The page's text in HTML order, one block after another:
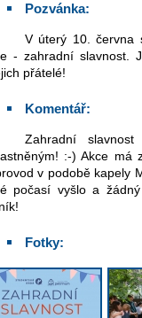
Pozvánka:
V úterý 10. června se bude konat tradiční a oblíbená petrinská
- zahradní slavnost.
přátelé!
Komentář:
Zahradní slavnost je již za námi a my děkujeme všem
:-) Akce má
v podobě kapely
počasí vyšlo a
Fotky: